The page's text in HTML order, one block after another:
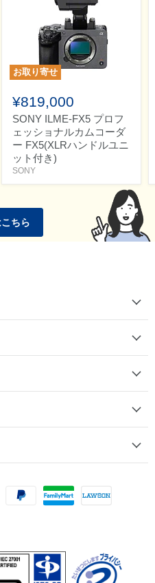
お取り寄せ
¥819,000
SONY ILME-FX5 プロフ
ェッショナルカムコーダ
ー FX5(XLRハンドルユニ
ット付き)
SONY
ちら